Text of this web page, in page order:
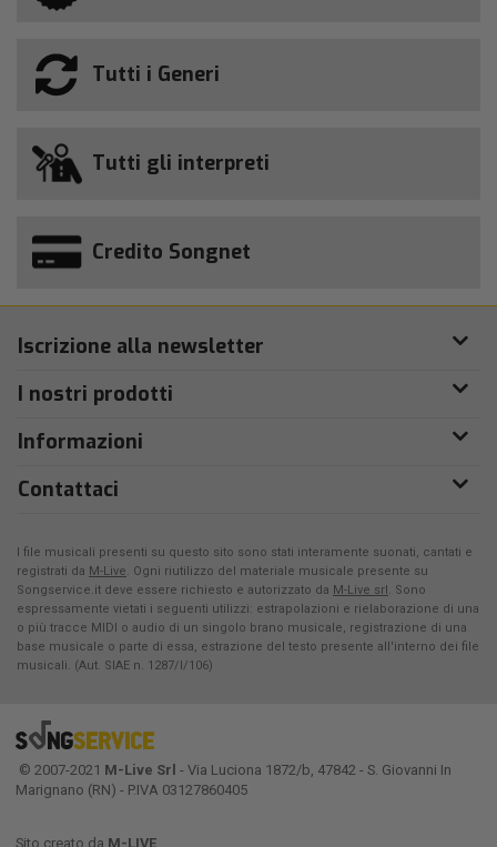
Tutti i Generi
Tutti gli interpreti
Credito Songnet
Iscrizione alla newsletter
I nostri prodotti
Informazioni
Contattaci
I file musicali presenti su questo sito sono stati interamente suonati, cantati e
registrati da M-Live. Ogni riutilizzo del materiale musicale presente su
Songservice.it deve essere richiesto e autorizzato da M-Live srl. Sono
espressamente vietati i seguenti utilizzi: estrapolazioni e rielaborazione di una
o più tracce MIDI o audio di un singolo brano musicale, registrazione di una
base musicale o parte di essa, estrazione del testo presente all'interno dei file
musicali. (Aut. SIAE n. 1287/I/106)
© 2007-2021 M-Live Srl - Via Luciona 1872/b, 47842 - S. Giovanni In
Marignano (RN) - P.IVA 03127860405
Sito creato da M-LIVE